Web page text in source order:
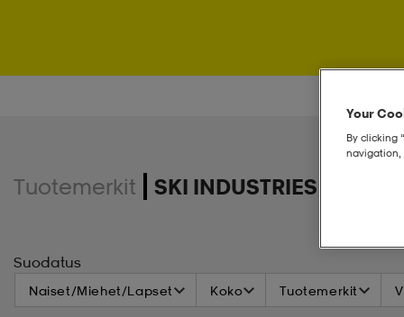
Tuotemerkit SKI INDUSTRIES
Suodatus
Naiset/Miehet/Lapset Koko Tuotemerkit
Your
By clicking
navigation,